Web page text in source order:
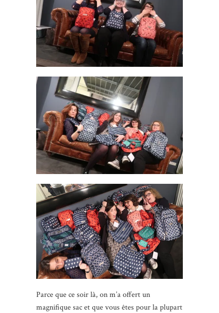
Parce que ce soir là, on m’a offert un
magnifique sac et que vous êtes pour la plupart